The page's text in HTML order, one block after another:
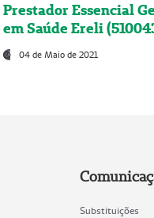
Prestador Essencial
em Saúde Ereli
04 de Maio de 2021
Substituições